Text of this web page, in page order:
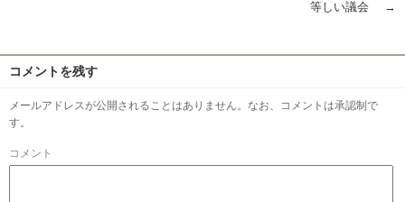
等しい議会
→
コメントを残す
メールアドレスが公開されることはありません。なお、コメントは承認制で
す。
コメント